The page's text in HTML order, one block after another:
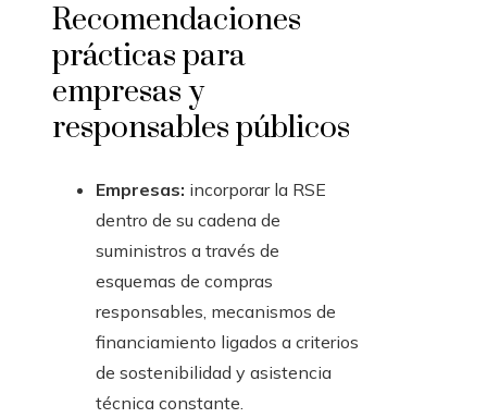
Recomendaciones
prácticas para
empresas y
responsables públicos
Empresas: incorporar la RSE
dentro de su cadena de
suministros a través de
esquemas de compras
responsables, mecanismos de
financiamiento ligados a criterios
de sostenibilidad y asistencia
técnica constante.